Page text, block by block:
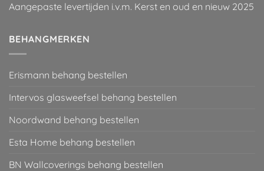
Aangepaste levertijden i.v.m. Kerst en oud en nieuw 2025
BEHANGMERKEN
Erismann behang bestellen
Intervos glasweefsel behang bestellen
Noordwand behang bestellen
Esta Home behang bestellen
BN Wallcoverings behang bestellen